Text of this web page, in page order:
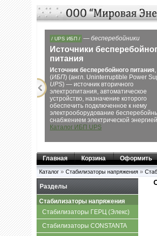
Главная Корзина Оформить
Каталог » Стабилизаторы напряжения »
Разделы
Стабилизаторы напряжения
Стабилизаторы ГЕРЦ (Элекс)
Стабилизаторы CONSTANTA